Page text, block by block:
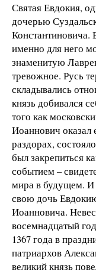
Святая Евдокия,
дочерью
Константиновича.
именно для него
знаменитую
тревожное. Русь
складывались
князь добивался
того как
Иоаннович
раздорах,
был закрепиться
событием –
мира в будущем. И
свою дочь
Иоанновича.
восемнадцатый
1367 года в
патриархов
великий князь